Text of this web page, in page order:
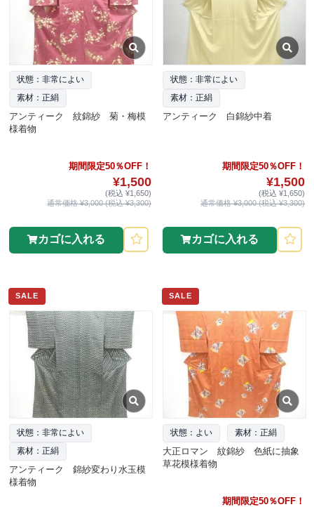
状態：非常によい
素材：正絹
アンティーク 紋錦紗 菊・梅模
様着物
期間限定50％OFF！
¥1,500
(税込 ¥1,650)
通常価格 ¥3,000 (税込 ¥3,300)
カゴに入れる
状態：非常によい
素材：正絹
アンティーク 白錦紗中着
期間限定50％OFF！
¥1,500
(税込 ¥1,650)
通常価格 ¥3,000 (税込 ¥3,300)
カゴに入れる
SALE
状態：非常によい
素材：正絹
アンティーク 錦紗変わり水玉模
様着物
SALE
状態：よい 素材：正絹
大正ロマン 紋錦紗 色紙に抽象
草花模様着物
期間限定50％OFF！